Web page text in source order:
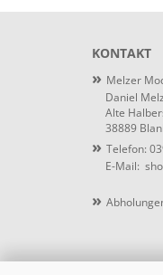
KONTAKT
» Melzer
Daniel
Alte
38889
» Telefon:
E-Mail:
»